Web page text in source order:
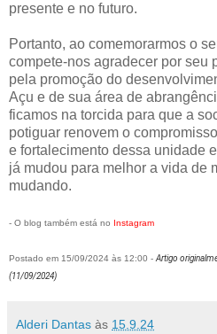
presente e no futuro.
Portanto, ao comemorarmos o
compete-nos agradecer por seu
pela promoção do
Açu e de sua área de
ficamos na torcida para que a
potiguar renovem o
e fortalecimento dessa unidade
já mudou para melhor a vida de
mudando.
- O blog também está no Instagram
Postado em 15/09/2024 às 12:00 -Artigo
(11/09/2024)
Alderi Dantas às 15.9.24